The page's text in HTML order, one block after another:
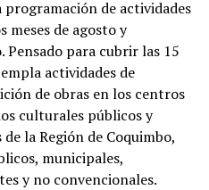
de actividades
de agosto y
Pensado para cubrir las 15
actividades de
de obras en los centros
culturales públicos y
la Región de Coquimbo,
municipales,
y no convencionales.